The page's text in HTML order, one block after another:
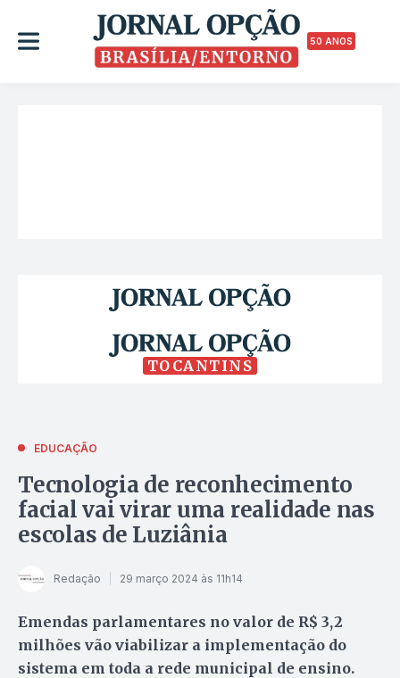
50 ANOS
TOCANTINS
EDUCAÇÃO
Tecnologia de reconhecimento
facial vai virar uma realidade nas
escolas de Luziânia
Redação 29 março 2024 às 11h14
Emendas parlamentares no valor de R$ 3,2
milhões vão viabilizar a implementação do
sistema em toda a rede municipal de ensino.